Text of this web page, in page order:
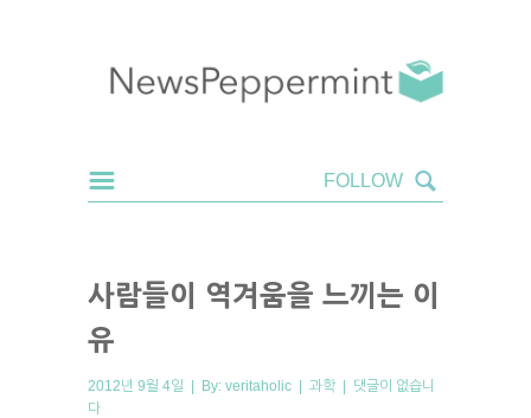
사람들이 역겨움을 느끼는 이
유
2012년 9월 4일 | By: veritaholic | 과학 | 댓글이 없습니
다